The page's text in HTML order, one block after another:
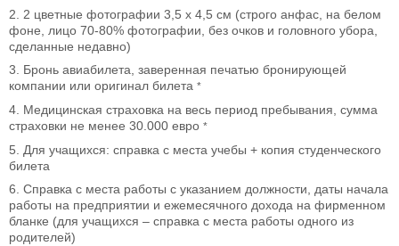
2. 2 цветные фотографии 3,5 x 4,5 см (строго анфас, на белом
фоне, лицо 70-80% фотографии, без очков и головного убора,
сделанные недавно)
3. Бронь авиабилета, заверенная печатью бронирующей
компании или оригинал билета *
4. Медицинская страховка на весь период пребывания, сумма
страховки не менее 30.000 евро *
5. Для учащихся: справка с места учебы + копия студенческого
билета
6. Справка с места работы с указанием должности, даты начала
работы на предприятии и ежемесячного дохода на фирменном
бланке (для учащихся – справка с места работы одного из
родителей)